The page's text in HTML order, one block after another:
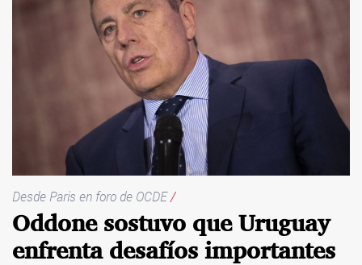
Desde Paris en foro de OCDE/
Oddone sostuvo que Uruguay
enfrenta desafíos importantes